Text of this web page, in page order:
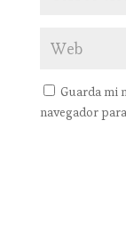
Guarda mi
navegador